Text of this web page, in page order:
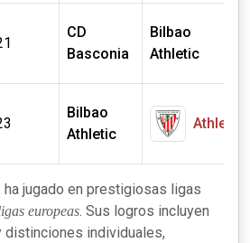
CD
Basconia
Bilbao
Athletic
Bilbao
Athletic
Athletic
ha jugado en prestigiosas ligas
europeas. Sus logros incluyen
individuales,